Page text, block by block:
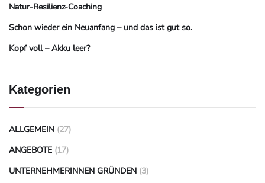
Natur-Resilienz-Coaching
Schon wieder ein Neuanfang – und das ist gut so.
Kopf voll – Akku leer?
Kategorien
ALLGEMEIN (27)
ANGEBOTE (17)
UNTERNEHMERINNEN GRÜNDEN (3)